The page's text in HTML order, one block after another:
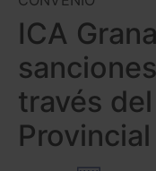
ICA
través